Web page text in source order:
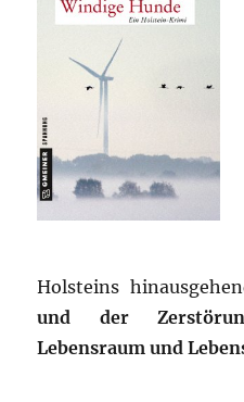
Holsteins
und der
Lebensraum und